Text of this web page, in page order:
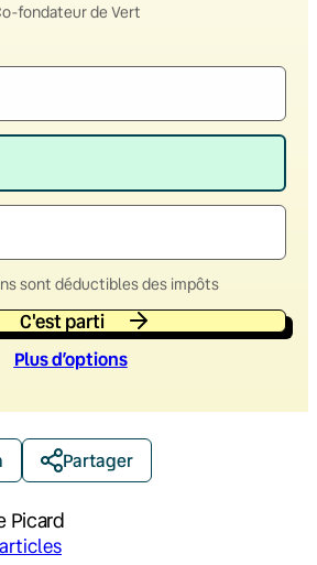
fondateur de Vert
sont déductibles des impôts
C'est parti
Plus d’options
Partager
Picard